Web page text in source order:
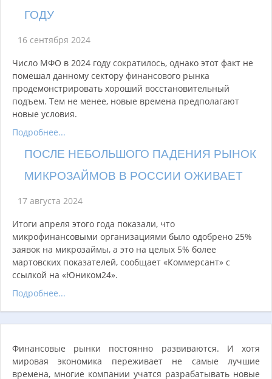
ГОДУ
16 сентября 2024
Число МФО в 2024 году сократилось, однако этот факт не
помешал данному сектору финансового рынка
продемонстрировать хороший восстановительный
подъем. Тем не менее, новые времена предполагают
новые условия.
Подробнее...
ПОСЛЕ НЕБОЛЬШОГО ПАДЕНИЯ РЫНОК
МИКРОЗАЙМОВ В РОССИИ ОЖИВАЕТ
17 августа 2024
Итоги апреля этого года показали, что
микрофинансовыми организациями было одобрено 25%
заявок на микрозаймы, а это на целых 5% более
мартовских показателей, сообщает «Коммерсант» с
ссылкой на «Юником24».
Подробнее...
Финансовые рынки постоянно развиваются. И хотя
мировая экономика переживает не самые лучшие
времена, многие компании учатся разрабатывать новые